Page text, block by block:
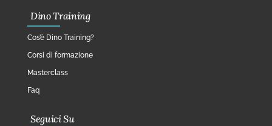
Dino Training
Cos’è Dino Training?
Corsi di formazione
Masterclass
Faq
Seguici Su